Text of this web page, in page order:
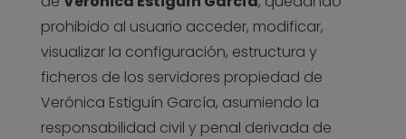
prohibido al usuario acceder, modificar,
visualizar la configuración, estructura y
ficheros de los servidores propiedad de
Verónica Estiguín García, asumiendo la
responsabilidad civil y penal derivada de